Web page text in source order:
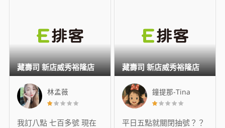
林孟薇
我訂八點 七百多號 現在
藏壽司 新店威秀裕隆店
鐘提那-Tina
平日五點就關閉抽號？？
藏壽司 新店威秀裕隆店